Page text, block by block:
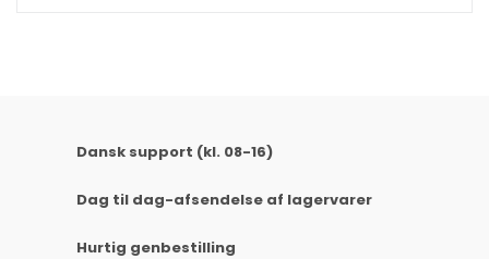
Dansk support (kl. 08-16)
Dag til dag-afsendelse af lagervarer
Hurtig genbestilling